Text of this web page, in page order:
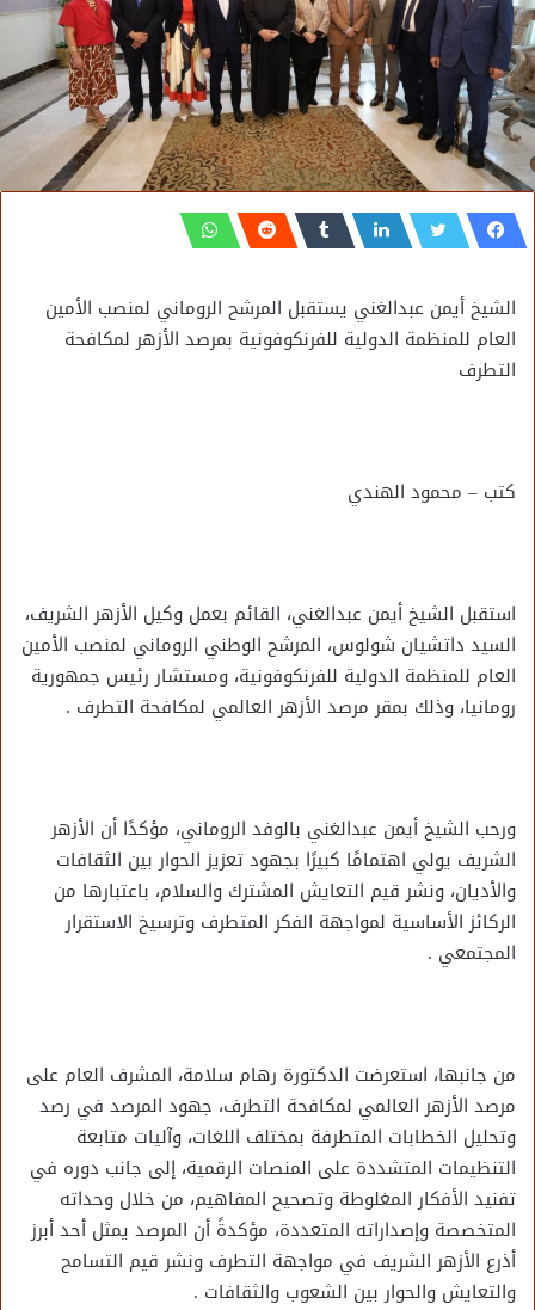
الشيخ أيمن عبدالغني يستقبل المرشح الروماني لمنصب الأمين
العام للمنظمة الدولية للفرنكوفونية بمرصد الأزهر لمكافحة
التطرف
كتب – محمود الهندي
استقبل الشيخ أيمن عبدالغني، القائم بعمل وكيل الأزهر الشريف،
السيد داتشيان شولوس، المرشح الوطني الروماني لمنصب الأمين
العام للمنظمة الدولية للفرنكوفونية، ومستشار رئيس جمهورية
رومانيا، وذلك بمقر مرصد الأزهر العالمي لمكافحة التطرف .
ورحب الشيخ أيمن عبدالغني بالوفد الروماني، مؤكدًا أن الأزهر
الشريف يولي اهتمامًا كبيرًا بجهود تعزيز الحوار بين الثقافات
والأديان، ونشر قيم التعايش المشترك والسلام، باعتبارها من
الركائز الأساسية لمواجهة الفكر المتطرف وترسيخ الاستقرار
المجتمعي .
من جانبها، استعرضت الدكتورة رهام سلامة، المشرف العام على
مرصد الأزهر العالمي لمكافحة التطرف، جهود المرصد في رصد
وتحليل الخطابات المتطرفة بمختلف اللغات، وآليات متابعة
التنظيمات المتشددة على المنصات الرقمية، إلى جانب دوره في
تفنيد الأفكار المغلوطة وتصحيح المفاهيم، من خلال وحداته
المتخصصة وإصداراته المتعددة، مؤكدةً أن المرصد يمثل أحد أبرز
أذرع الأزهر الشريف في مواجهة التطرف ونشر قيم التسامح
والتعايش والحوار بين الشعوب والثقافات .